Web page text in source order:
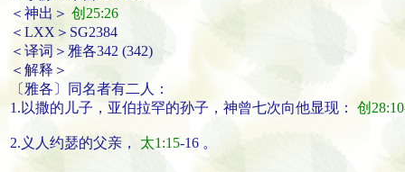
＜神出＞ 创25:26
＜LXX＞SG2384
＜译词＞雅各342 (342)
＜解释＞
〔雅各〕同名者有二人：
1.以撒的儿子，亚伯拉罕的孙子，神曾七次向他显现： 创28:10
2.义人约瑟的父亲， 太1:15-16 。